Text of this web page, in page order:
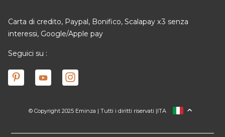
Carta di credito, Paypal, Bonifico, Scalapay x3 senza
interessi, Google/Apple pay
Seguici su :
© Copyright 2025 Eminza | Tutti i diritti riservati |
FRANCIAITA